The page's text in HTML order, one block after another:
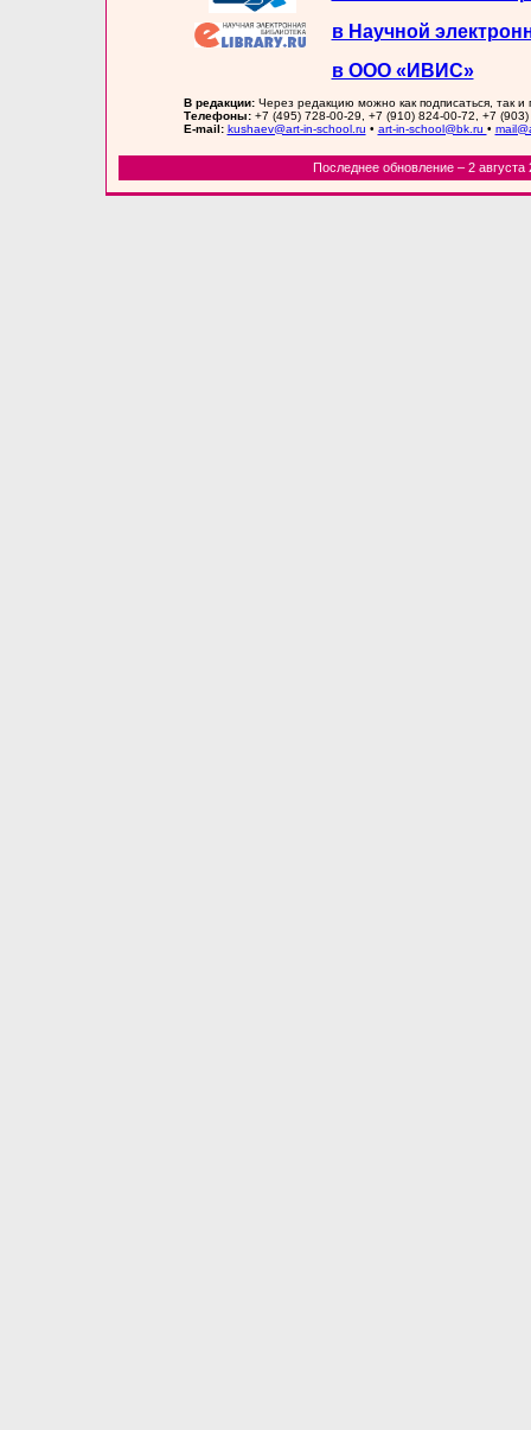
в Научной
в ООО «ИВИС»
В редакции:Через редакцию можно как подписаться, так
Телефоны:+7 (495) 728-00-29, +7 (910) 824-00-72, +7
E-mail: kushaev@art-in-school.ru • art-in-school@bk.ru •
Последнее обновление – 2 августа